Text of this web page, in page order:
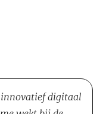
innovatief digitaal